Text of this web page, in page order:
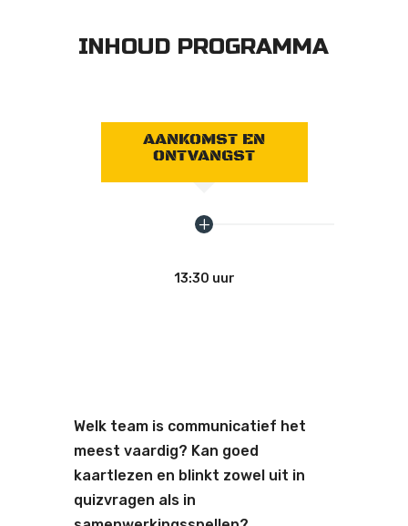
INHOUD PROGRAMMA
13:30 uur
AANKOMST EN
ONTVANGST
Welk team is communicatief het
meest vaardig? Kan goed
kaartlezen en blinkt zowel uit in
quizvragen als in